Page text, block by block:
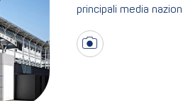
principali media